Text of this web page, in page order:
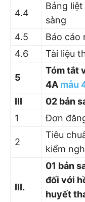
4.4
Bảng
sàng
4.5
Báo cáo
4.6
Tài liệu
5
Tóm tắt
4A mẫu
III
02 bản
1
Đơn
2
Tiêu
kiểm
III.
01 bản
đối với
huyết